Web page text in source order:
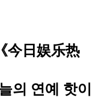
今日娱乐热
의 연예 핫이